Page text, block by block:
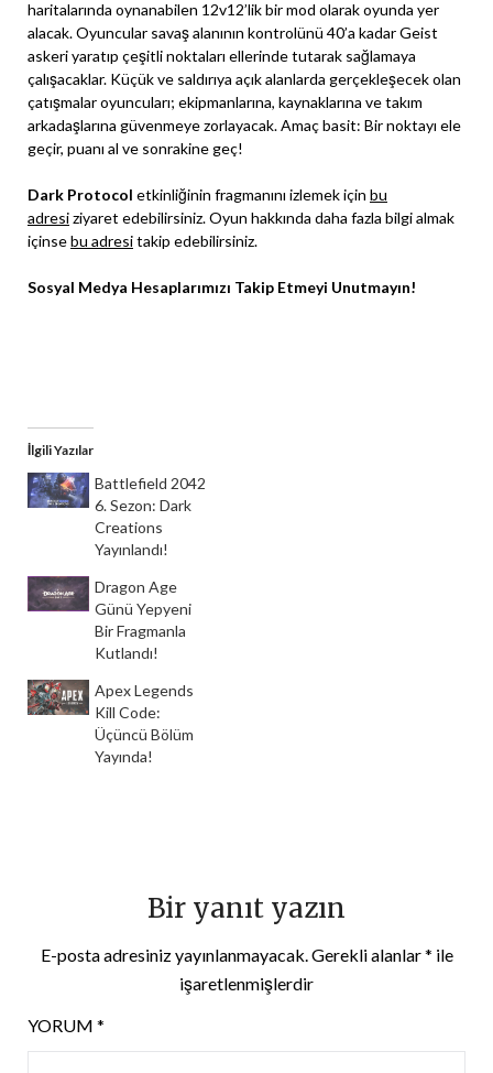
haritalarında oynanabilen 12v12’lik bir mod olarak oyunda yer
alacak. Oyuncular savaş alanının kontrolünü 40’a kadar Geist
askeri yaratıp çeşitli noktaları ellerinde tutarak sağlamaya
çalışacaklar. Küçük ve saldırıya açık alanlarda gerçekleşecek olan
çatışmalar oyuncuları; ekipmanlarına, kaynaklarına ve takım
arkadaşlarına güvenmeye zorlayacak. Amaç basit: Bir noktayı ele
geçir, puanı al ve sonrakine geç!
Dark Protocol etkinliğinin fragmanını izlemek için bu
adresiziyaret edebilirsiniz. Oyun hakkında daha fazla bilgi almak
içinsebu adresitakip edebilirsiniz.
Sosyal Medya Hesaplarımızı Takip Etmeyi Unutmayın!
İlgili Yazılar
Battlefield 2042
6. Sezon: Dark
Creations
Yayınlandı!
Dragon Age
Günü Yepyeni
Bir Fragmanla
Kutlandı!
Apex Legends
Kill Code:
Üçüncü Bölüm
Yayında!
Bir yanıt yazın
E-posta adresiniz yayınlanmayacak.Gerekli alanlar* ile
işaretlenmişlerdir
YORUM *